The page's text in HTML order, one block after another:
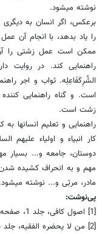
نوشته می­شود.
برعکس، اگر انسان به
را یاد بدهد، با انجام آن
ممکن است عمل زشتی را
الشَّرِکَفَاعِلِه. ثواب و اجر
است. و گناه راهنمایی
زشت است.
راهنمایی و تعلیم انسان­ها
کار انبیاء و اولیاء
دوستان، جامعه و... بسیار
مهم و به انحراف کشیده شدن
مادر، مربّی و... نوشته می­شود.
پی‌نوشت:
[1] اصول کافی، جلد 1، صفحه 35
[2] من لا یحضره الفقیه، جلد 4، صفحه 380